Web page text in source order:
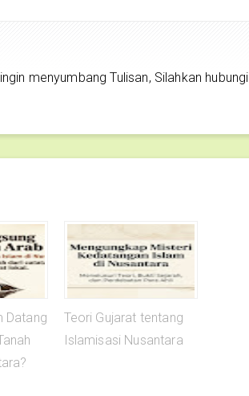
menyumbang Tulisan, Silahkan hubungi
Datang
Teori Gujarat tentang
Islamisasi Nusantara